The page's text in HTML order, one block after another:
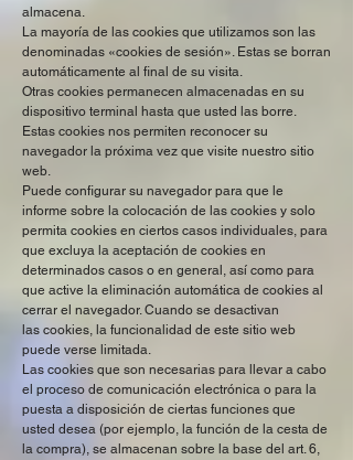
almacena.
La mayoría de las cookies que utilizamos son las
denominadas «cookies de sesión». Estas se borran
automáticamente al final de su visita.
Otras cookies permanecen almacenadas en su
dispositivo terminal hasta que usted las borre.
Estas cookies nos permiten reconocer su
navegador la próxima vez que visite nuestro sitio
web.
Puede configurar su navegador para que le
informe sobre la colocación de las cookies y solo
permita cookies en ciertos casos individuales, para
que excluya la aceptación de cookies en
determinados casos o en general, así como para
que active la eliminación automática de cookies al
cerrar el navegador. Cuando se desactivan
las cookies, la funcionalidad de este sitio web
puede verse limitada.
Las cookies que son necesarias para llevar a cabo
el proceso de comunicación electrónica o para la
puesta a disposición de ciertas funciones que
usted desea (por ejemplo, la función de la cesta de
la compra), se almacenan sobre la base del art. 6,